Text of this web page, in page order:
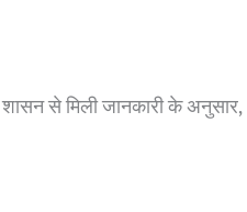
से मिली जानकारी के अनुसार,